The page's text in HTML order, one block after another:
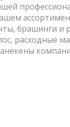
брашинги и
расходные